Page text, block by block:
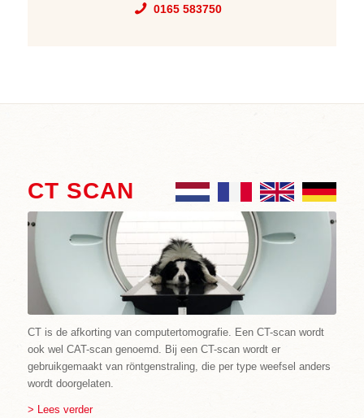
0165 583750
CT SCAN
CT is de afkorting van computertomografie. Een CT-scan wordt
ook wel CAT-scan genoemd. Bij een CT-scan wordt er
gebruikgemaakt van röntgenstraling, die per type weefsel anders
wordt doorgelaten.
> Lees verder